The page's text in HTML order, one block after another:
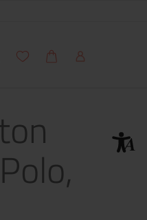
Meine Wunschliste
WarenkorbMein Account